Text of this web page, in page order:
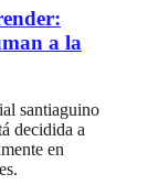
a la
santiaguino
decidida a
en